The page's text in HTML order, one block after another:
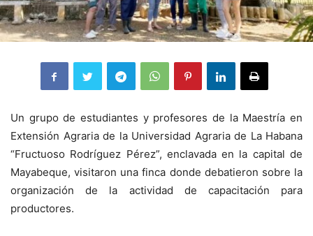
Un grupo de estudiantes y profesores de la Maestría en
Extensión Agraria de la Universidad Agraria de La Habana
“Fructuoso Rodríguez Pérez”, enclavada en la capital de
Mayabeque, visitaron una finca donde debatieron sobre la
organización de la actividad de capacitación para
productores.